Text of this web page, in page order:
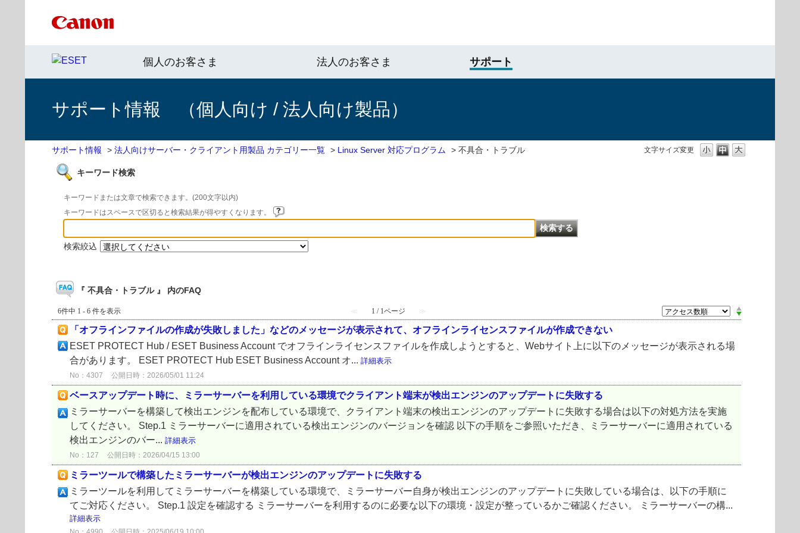
個人のお客さま 法人のお客さま サポート
サポート情報 （個人向け / 法人向け製品）
文字サイズ変更
サポート情報 > 法人向けサーバー・クライアント用製品 カテゴリー一覧 > Linux Server 対応プログラム > 不具合・トラブル
キーワード検索
キーワードまたは文章で検索できます。(200文字以内)
キーワードはスペースで区切ると検索結果が得やすくなります。
検索絞込
『 不具合・トラブル 』 内のFAQ
6件中 1 - 6 件を表示 ≪ 1 / 1ページ ≫
「オフラインファイルの作成が失敗しました」などのメッセージが表示されて、オフラインライセンスファイルが作成できない
ESET PROTECT Hub / ESET Business Account でオフラインライセンスファイルを作成しようとすると、Webサイト上に以下のメッセージが表示される場
合があります。 ESET PROTECT Hub ESET Business Account オ... 詳細表示
No：4307 公開日時：2026/05/01 11:24
ベースアップデート時に、ミラーサーバーを利用している環境でクライアント端末が検出エンジンのアップデートに失敗する
ミラーサーバーを構築して検出エンジンを配布している環境で、クライアント端末の検出エンジンのアップデートに失敗する場合は以下の対処方法を実施
してください。 Step.1 ミラーサーバーに適用されている検出エンジンのバージョンを確認 以下の手順をご参照いただき、ミラーサーバーに適用されている
検出エンジンのバー... 詳細表示
No：127 公開日時：2026/04/15 13:00
ミラーツールで構築したミラーサーバーが検出エンジンのアップデートに失敗する
ミラーツールを利用してミラーサーバーを構築している環境で、ミラーサーバー自身が検出エンジンのアップデートに失敗している場合は、以下の手順に
てご対応ください。 Step.1 設定を確認する ミラーサーバーを利用するのに必要な以下の環境・設定が整っているかご確認ください。 ミラーサーバーの構...
詳細表示